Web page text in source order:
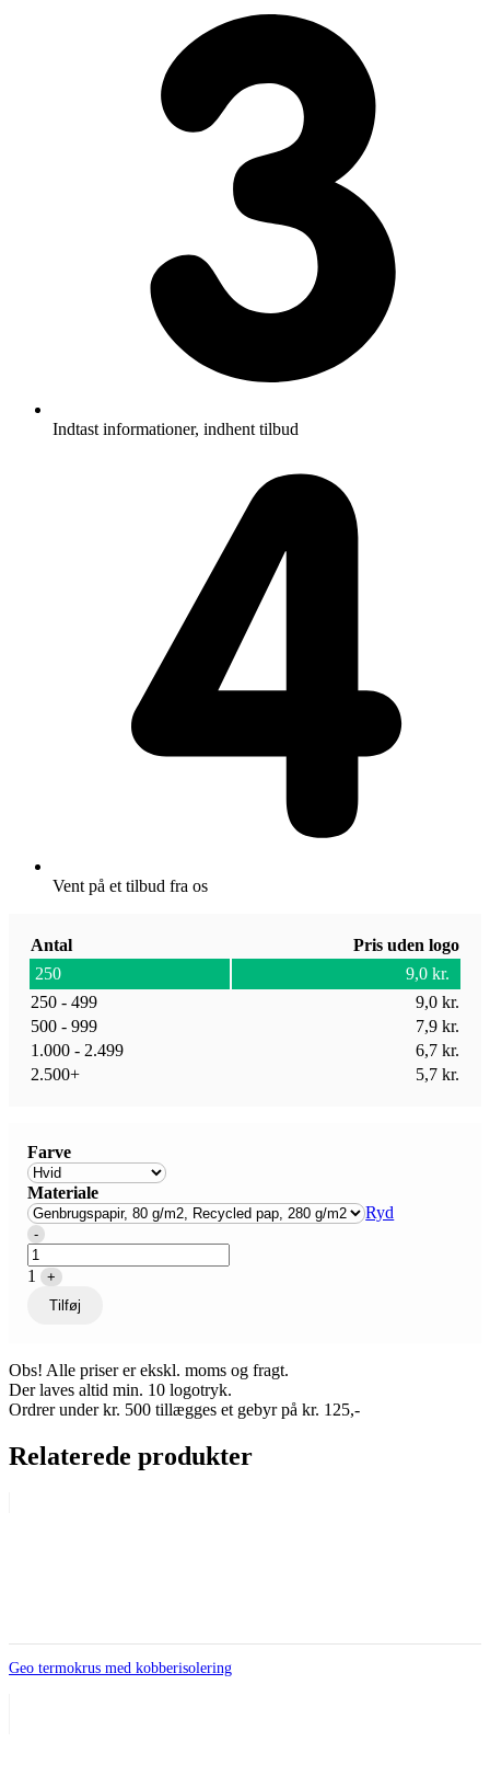
Indtast informationer, indhent tilbud
Vent på et tilbud fra os
Antal
Pris uden logo
250
9,0 kr.
250 - 499
9,0 kr.
500 - 999
7,9 kr.
1.000 - 2.499
6,7 kr.
2.500+
5,7 kr.
Farve
Materiale
Ryd
Quantity
-
1
+
Tilføj
Obs! Alle priser er ekskl. moms og fragt.
Der laves altid min. 10 logotryk.
Ordrer under kr. 500 tillægges et gebyr på kr. 125,-
Relaterede produkter
Geo termokrus med kobberisolering